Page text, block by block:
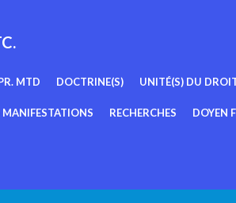
MTD DOCTRINE(S) UNITÉ(S) DU
RECHERCHES DOYEN